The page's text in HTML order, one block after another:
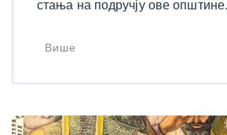
стања на подручју ове
Више